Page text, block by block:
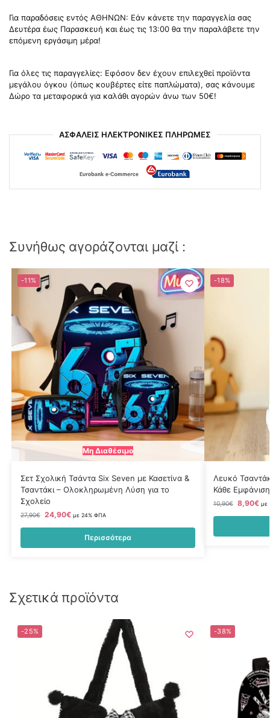
Για παραδόσεις εντός ΑΘΗΝΩΝ: Εάν κάνετε την παραγγελία σας
Δευτέρα έως Παρασκευή και έως τις 13:00 θα την παραλάβετε την
επόμενη εργάσιμη μέρα!
Για όλες τις παραγγελίες: Εφόσον δεν έχουν επιλεχθεί προϊόντα
μεγάλου όγκου (όπως κουβέρτες είτε παπλώματα), σας κάνουμε
Δώρο τα μεταφορικά για καλάθι αγορών άνω των 50€!
ΑΣΦΑΛΕΙΣ ΗΛΕΚΤΡΟΝΙΚΕΣ ΠΛΗΡΩΜΕΣ
Συνήθως αγοράζονται μαζί :
-11%
Μη Διαθέσιμο
Σετ Σχολική Τσάντα Six Seven με Κασετίνα &
Τσαντάκι – Ολοκληρωμένη Λύση για το
Σχολείο
27,90€ 24,90€ με 24% ΦΠΑ
Περισσότερα
-18%
Λευκό
Κάθε Εμφάνιση
10,90€ 8,90€ με
Σχετικά προϊόντα
-25% -38%